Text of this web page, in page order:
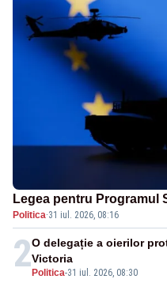
Legea pentru Programul
Politica·31 iul. 2026, 08:16
2 Politica-31 iul. 2026, 08:30
O delegație a oierilor
Victoria